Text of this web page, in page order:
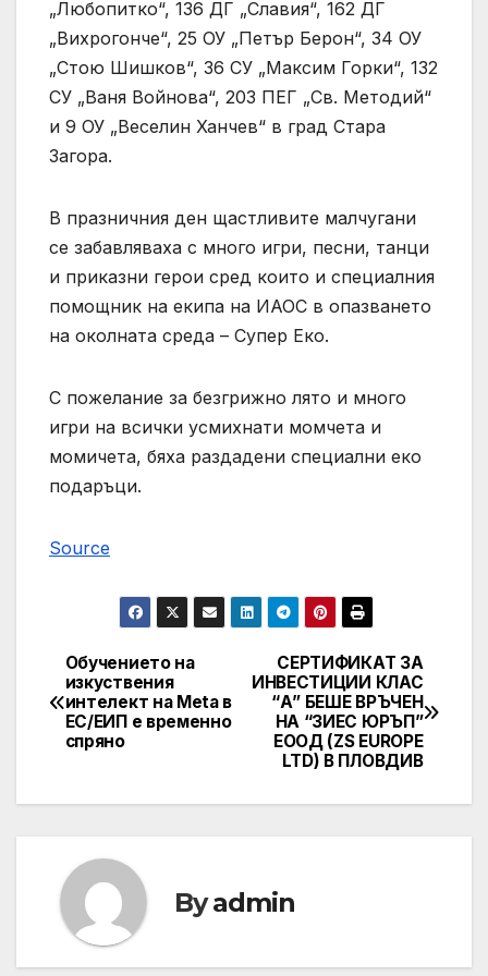
„Любопитко“, 136 ДГ „Славия“, 162 ДГ
„Вихрогонче“, 25 ОУ „Петър Берон“, 34 ОУ
„Стою Шишков“, 36 СУ „Максим Горки“, 132
СУ „Ваня Войнова“, 203 ПЕГ „Св. Методий“
и 9 ОУ „Веселин Ханчев“ в град Стара
Загора.
В празничния ден щастливите малчугани
се забавляваха с много игри, песни, танци
и приказни герои сред които и специалния
помощник на екипа на ИАОС в опазването
на околната среда – Супер Еко.
С пожелание за безгрижно лято и много
игри на всички усмихнати момчета и
момичета, бяха раздадени специални еко
подаръци.
Source
Post
navigation
СЕРТИФИКАТ ЗА
ИНВЕСТИЦИИ КЛАС
“А” БЕШЕ ВРЪЧЕН
НА “ЗИЕС ЮРЪП”
ЕООД (ZS EUROPE
LTD) В ПЛОВДИВ
Обучението на
изкуствения
интелект на Meta в
ЕС/ЕИП е временно
спряно
Byadmin